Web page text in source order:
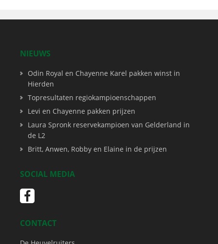
NIEUWS
Odin Royal en Chayenne Karel pakken winst in
Hierden
Topresultaten regiokampioenschappen
Levi en Chayenne pakken prijzen
Laura Spronk reservekampioen van Gelderland in
de L2
Britt, Anwen, Robby en Elaine in de prijzen
SOCIAL MEDIA
CONTACT